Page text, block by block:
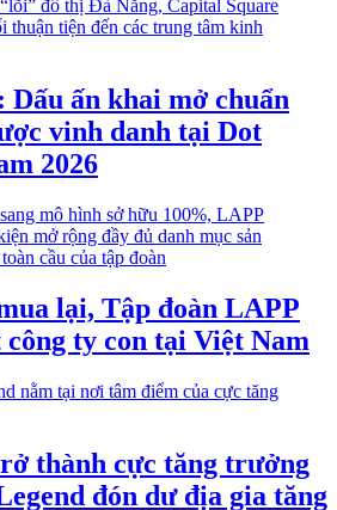
Dấu ấn khai mở chuẩn
vinh danh tại Dot
2026
lại, Tập đoàn LAPP
ty con tại Việt Nam
thành cực tăng trưởng
đón dư địa gia tăng